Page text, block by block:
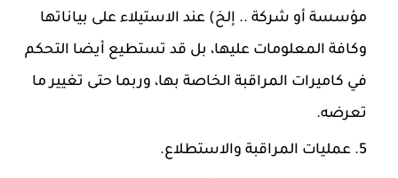
مؤسسة أو شركة .. إلخ) عند الاستيلاء على بياناتها
وكافة المعلومات عليها، بل قد تستطيع أيضا التحكم
في كاميرات المراقبة الخاصة بها، وربما حتى تغيير ما
تعرضه.
عمليات المراقبة والاستطلاع.